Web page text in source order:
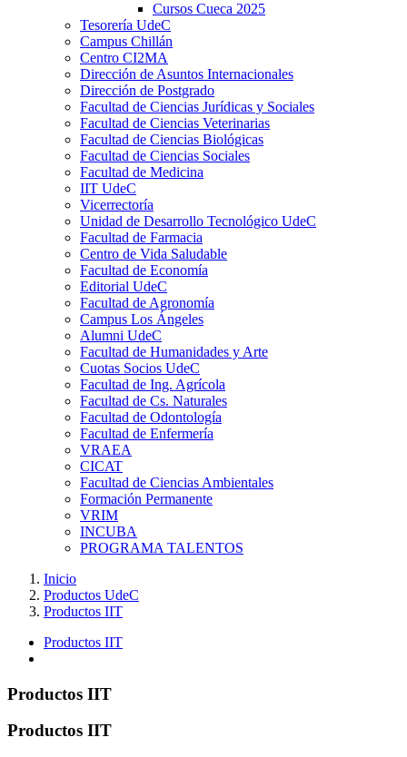
Cursos Cueca 2025
Tesorería UdeC
Campus Chillán
Centro CI2MA
Dirección de Asuntos Internacionales
Dirección de Postgrado
Facultad de Ciencias Jurídicas y Sociales
Facultad de Ciencias Veterinarias
Facultad de Ciencias Biológicas
Facultad de Ciencias Sociales
Facultad de Medicina
IIT UdeC
Vicerrectoría
Unidad de Desarrollo Tecnológico UdeC
Facultad de Farmacia
Centro de Vida Saludable
Facultad de Economía
Editorial UdeC
Facultad de Agronomía
Campus Los Ángeles
Alumni UdeC
Facultad de Humanidades y Arte
Cuotas Socios UdeC
Facultad de Ing. Agrícola
Facultad de Cs. Naturales
Facultad de Odontología
Facultad de Enfermería
VRAEA
CICAT
Facultad de Ciencias Ambientales
Formación Permanente
VRIM
INCUBA
PROGRAMA TALENTOS
Inicio
Productos UdeC
Productos IIT
Productos IIT
Productos IIT
Productos IIT